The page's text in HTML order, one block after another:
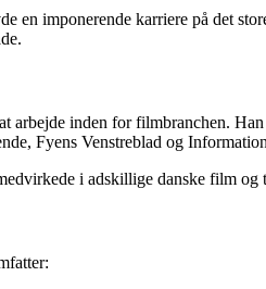
imponerende karriere på det
inden for filmbranchen.
Fyens Venstreblad og
i adskillige danske film